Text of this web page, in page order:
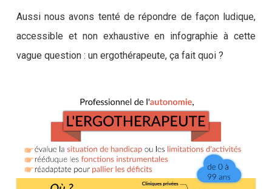
Aussi nous avons tenté de répondre de façon ludique,
accessible et non exhaustive en infographie à cette
vague question : un ergothérapeute, ça fait quoi ?